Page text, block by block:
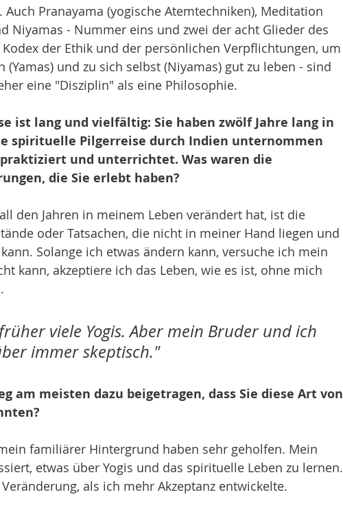
Pranayama (yogische Atemtechniken), Meditation
Niyamas - Nummer eins und zwei der acht Glieder des
Kodex der Ethik und der persönlichen Verpflichtungen, um
(Yamas) und zu sich selbst (Niyamas) gut zu leben - sind
eine "Disziplin" als eine Philosophie.
ist lang und vielfältig: Sie haben zwölf Jahre lang in
spirituelle Pilgerreise durch Indien unternommen
praktiziert und unterrichtet. Was waren die
die Sie erlebt haben?
den Jahren in meinem Leben verändert hat, ist die
oder Tatsachen, die nicht in meiner Hand liegen und
Solange ich etwas ändern kann, versuche ich mein
kann, akzeptiere ich das Leben, wie es ist, ohne mich
viele Yogis. Aber mein Bruder und ich
immer skeptisch."
am meisten dazu beigetragen, dass Sie diese Art von
familiärer Hintergrund haben sehr geholfen. Mein
etwas über Yogis und das spirituelle Leben zu lernen.
als ich mehr Akzeptanz entwickelte.